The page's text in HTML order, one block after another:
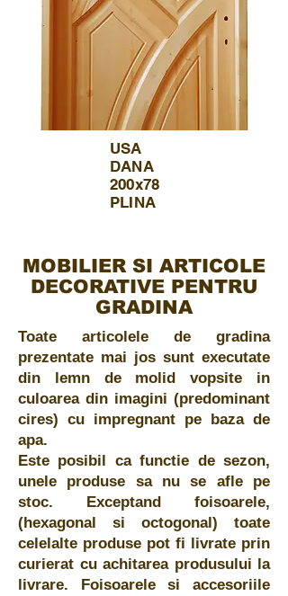
USA
DANA
200x78
PLINA
MOBILIER SI ARTICOLE
DECORATIVE PENTRU
GRADINA
Toate articolele de gradina
prezentate mai jos sunt executate
din lemn de molid vopsite in
culoarea din imagini (predominant
cires) cu impregnant pe baza de
apa.
Este posibil ca functie de sezon,
unele produse sa nu se afle pe
stoc. Exceptand foisoarele,
(hexagonal si octogonal) toate
celelalte produse pot fi livrate prin
curierat cu achitarea produsului la
livrare. Foisoarele si accesoriile